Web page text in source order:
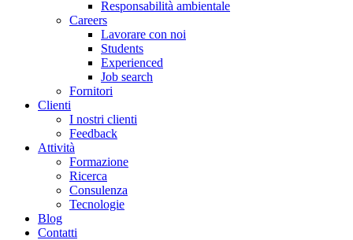
Responsabilità ambientale
Careers
Lavorare con noi
Students
Experienced
Job search
Fornitori
Clienti
I nostri clienti
Feedback
Attività
Formazione
Ricerca
Consulenza
Tecnologie
Blog
Contatti